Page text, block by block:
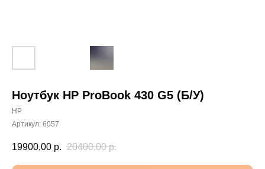
Ноутбук HP ProBook 430 G5 (Б/У)
HP
Артикул: 6057
19900,00 р. 20400,00 р.